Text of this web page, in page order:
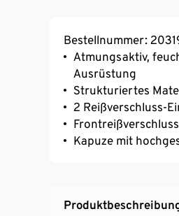
Bestellnummer:
Atmungsaktiv,
Ausrüstung
Strukturiertes
2 Reißverschluss-
Kapuze mit